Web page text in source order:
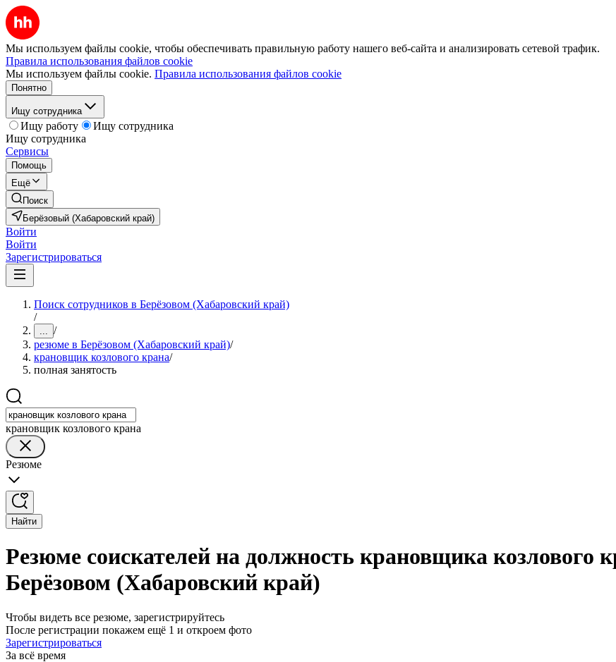
Мы используем файлы cookie, чтобы обеспечивать правильную работу нашего веб-сайта и анализировать сетевой трафик.
Правила использования файлов cookie
Мы используем файлы cookie. Правила использования файлов cookie
Понятно
Ищу сотрудника
Ищу работу
Ищу сотрудника
Ищу сотрудника
Сервисы
Помощь
Ещё
Поиск
Берёзовый (Хабаровский край)
Войти
Войти
Зарегистрироваться
Поиск сотрудников в Берёзовом (Хабаровский край)
/
... /
резюме в Берёзовом (Хабаровский край)/
крановщик козлового крана/
полная занятость
крановщик козлового крана
Резюме
Найти
Резюме соискателей на должность крановщика козлового
Берёзовом (Хабаровский край)
Чтобы видеть все резюме, зарегистрируйтесь
После регистрации покажем ещё 1 и откроем фото
Зарегистрироваться
За всё время